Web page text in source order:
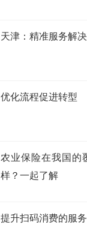
天津：精准服务解
优化流程促进转型
农业保险在我国的
样？一起了解
提升扫码消费的服